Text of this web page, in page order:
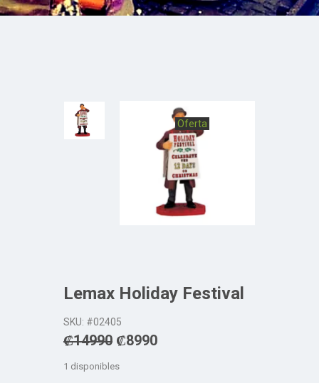
Oferta
Lemax Holiday Festival
SKU: #02405
₡14990 ₡8990
1 disponibles